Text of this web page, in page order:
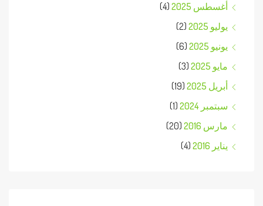
أغسطس 2025
(4)
يوليو 2025
(2)
يونيو 2025
(6)
مايو 2025
(3)
أبريل 2025
(19)
سبتمبر 2024
(1)
مارس 2016
(20)
يناير 2016
(4)